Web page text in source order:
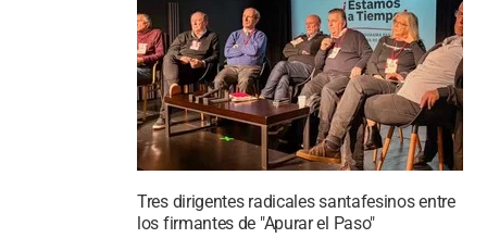
Tres dirigentes radicales santafesinos entre
los firmantes de "Apurar el Paso"